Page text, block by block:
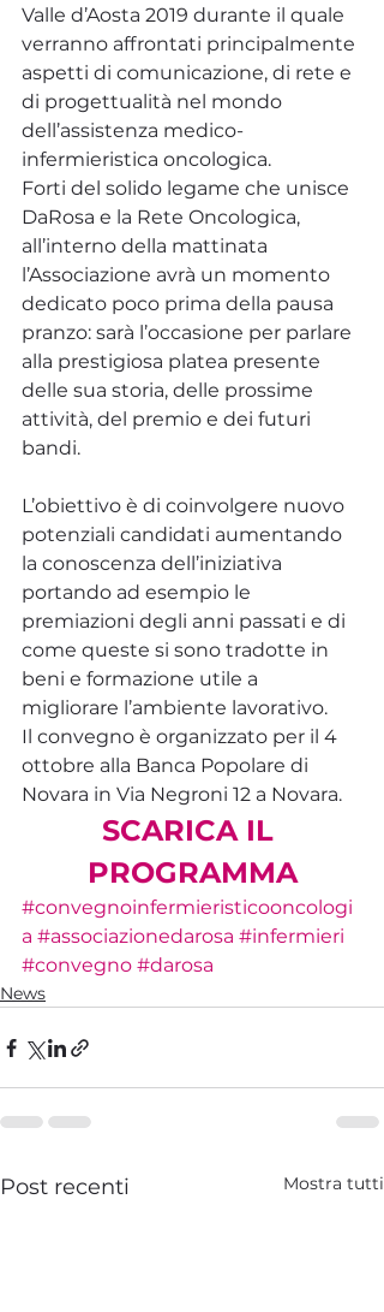
Valle d’Aosta 2019 durante il quale
verranno affrontati principalmente
aspetti di comunicazione, di rete e
di progettualità nel mondo
dell’assistenza medico-
infermieristica oncologica.
Forti del solido legame che unisce
DaRosa e la Rete Oncologica,
all’interno della mattinata
l’Associazione avrà un momento
dedicato poco prima della pausa
pranzo: sarà l’occasione per parlare
alla prestigiosa platea presente
delle sua storia, delle prossime
attività, del premio e dei futuri
bandi.
L’obiettivo è di coinvolgere nuovo
potenziali candidati aumentando
la conoscenza dell’iniziativa
portando ad esempio le
premiazioni degli anni passati e di
come queste si sono tradotte in
beni e formazione utile a
migliorare l’ambiente lavorativo.
Il convegno è organizzato per il 4
ottobre alla Banca Popolare di
Novara in Via Negroni 12 a Novara.
SCARICA IL
PROGRAMMA
#convegnoinfermieristicooncologi
a #associazionedarosa #infermieri
#convegno #darosa
News
Post recenti Mostra tutti